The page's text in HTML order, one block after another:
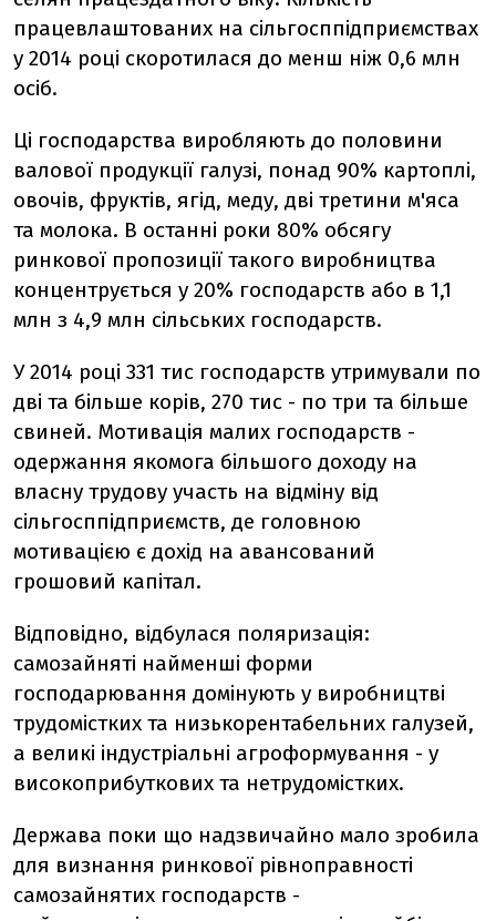
працевлаштованих на сільгосппідприємствах
у 2014 році скоротилася до менш ніж 0,6 млн
осіб.
Ці господарства виробляють до половини
валової продукції галузі, понад 90% картоплі,
овочів, фруктів, ягід, меду, дві третини м'яса
та молока. В останні роки 80% обсягу
ринкової пропозиції такого виробництва
концентрується у 20% господарств або в 1,1
млн з 4,9 млн сільських господарств.
У 2014 році 331 тис господарств утримували по
дві та більше корів, 270 тис - по три та більше
свиней. Мотивація малих господарств -
одержання якомога більшого доходу на
власну трудову участь на відміну від
сільгосппідприємств, де головною
мотивацією є дохід на авансований
грошовий капітал.
Відповідно, відбулася поляризація:
самозайняті найменші форми
господарювання домінують у виробництві
трудомістких та низькорентабельних галузей,
а великі індустріальні агроформування - у
високоприбуткових та нетрудомістких.
Держава поки що надзвичайно мало зробила
для визнання ринкової рівноправності
самозайнятих господарств -